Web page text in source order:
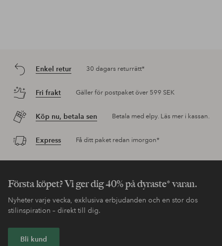
Enkel retur 30 dagars returrätt*
Fri frakt Gäller för postpaket över 599 SEK
Köp nu, betala sen Betala med elpy. Läs mer i kassan.
Express Få ditt paket redan imorgon*
Första köpet? Vi ger dig 40% på dyraste* varan.
Nyheter varje vecka, exklusiva erbjudanden och en stor dos
stilinspiration – direkt till dig.
Bli kund